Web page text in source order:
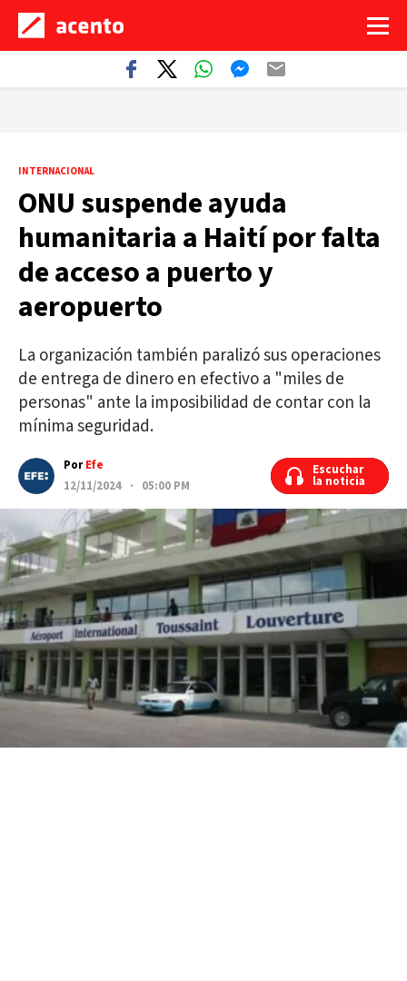
INTERNACIONAL
ONU suspende ayuda
humanitaria a Haití por falta
de acceso a puerto y
aeropuerto
La organización también paralizó sus operaciones
de entrega de dinero en efectivo a "miles de
personas" ante la imposibilidad de contar con la
mínima seguridad.
PorEfe
12/11/2024 · 05:00 PM
Escuchar
la noticia
Escuchar
la noticia